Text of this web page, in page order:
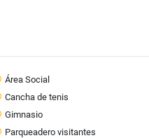
Área Social
Cancha de tenis
Gimnasio
Parqueadero visitantes